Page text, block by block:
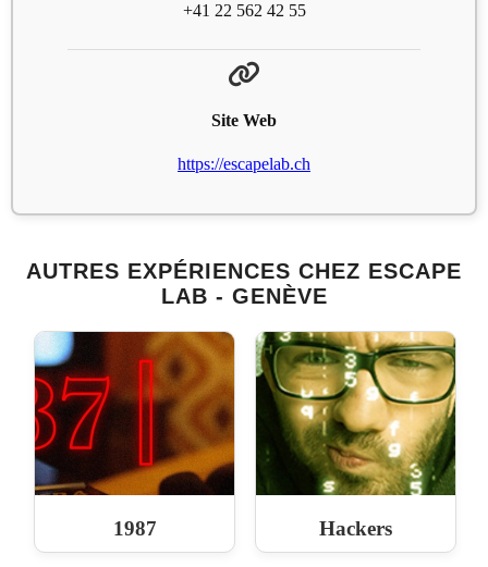
+41 22 562 42 55
Site Web
https://escapelab.ch
AUTRES EXPÉRIENCES CHEZ ESCAPE
LAB - GENÈVE
1987 Hackers